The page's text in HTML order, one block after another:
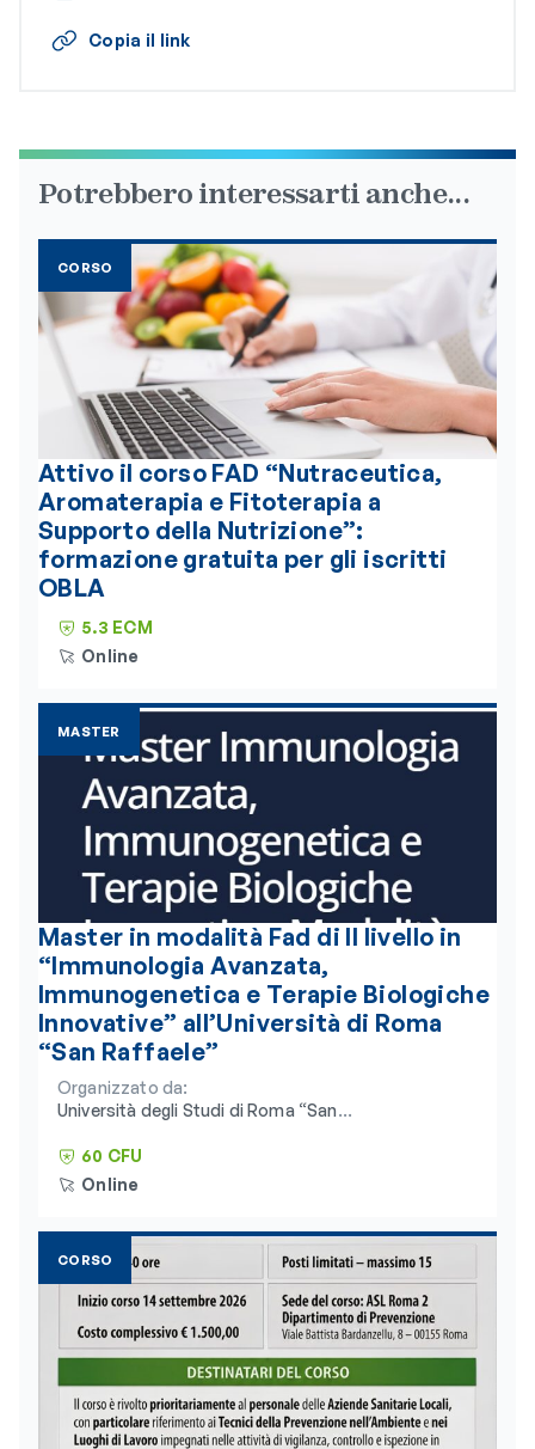
Copia il link
Potrebbero interessarti anche...
CORSO
Attivo il corso FAD “Nutraceutica,
Aromaterapia e Fitoterapia a
Supporto della Nutrizione”:
formazione gratuita per gli iscritti
OBLA
5.3 ECM
Online
MASTER
Master in modalità Fad di II livello in
“Immunologia Avanzata,
Immunogenetica e Terapie Biologiche
Innovative” all’Università di Roma
“San Raffaele”
Organizzato da:
Università degli Studi di Roma “San
Humanitas
60 CFU
Online
CORSO